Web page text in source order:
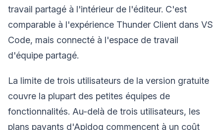
travail partagé à l'intérieur de l'éditeur. C'est
comparable à l'expérience Thunder Client dans VS
Code, mais connecté à l'espace de travail
d'équipe partagé.
La limite de trois utilisateurs de la version gratuite
couvre la plupart des petites équipes de
fonctionnalités. Au-delà de trois utilisateurs, les
plans payants d'Apidog commencent à un coût